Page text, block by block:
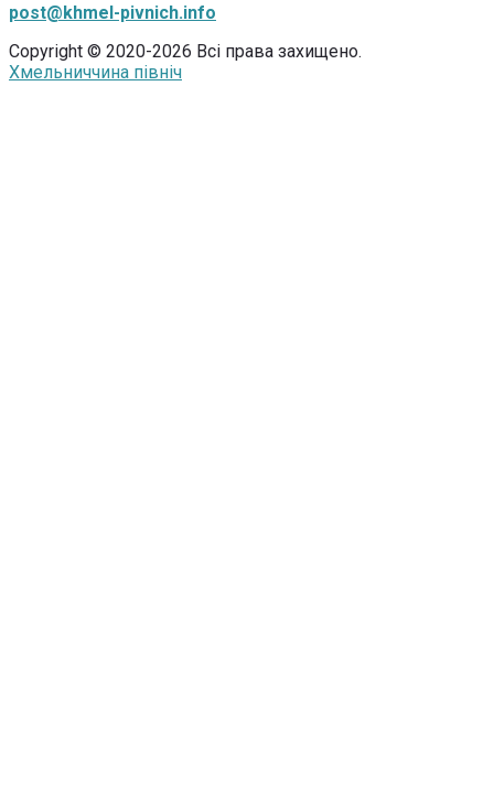
post@khmel-pivnich.info
Copyright © 2020-2026 Всі права захищено.
Хмельниччина північ